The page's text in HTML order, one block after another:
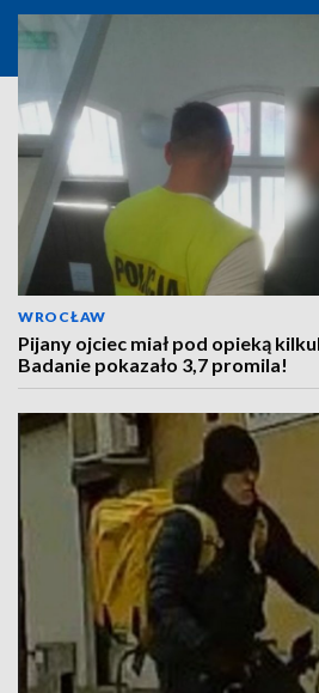
WROCŁAW
Pijany ojciec miał pod opieką
Badanie pokazało 3,7 promila!